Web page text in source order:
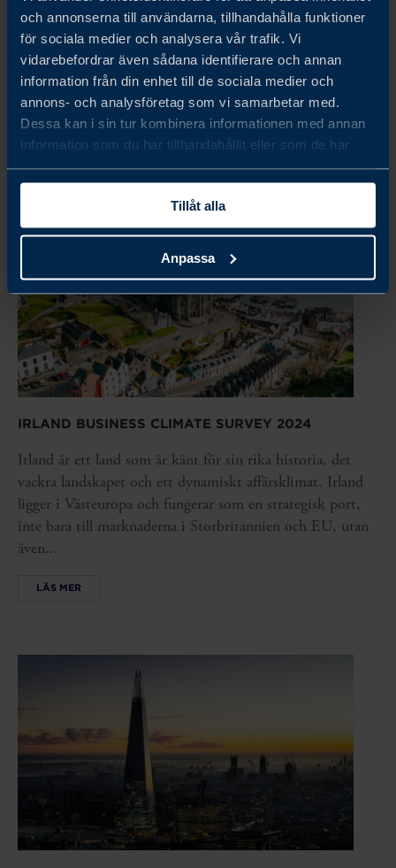
och annonserna till användarna, tillhandahålla funktioner
för sociala medier och analysera vår trafik. Vi
vidarebefordrar även sådana identifierare och annan
information från din enhet till de sociala medier och
annons- och analysföretag som vi samarbetar med.
Dessa kan i sin tur kombinera informationen med annan
information som du har tillhandahållit eller som de har
samlat in när du har använt deras tjänster.
Tillåt alla
Anpassa
Vår undersökning visar att en majoritet av svenska företag
i Storbritannien är lönsamma och ser positivt på
affärsklimatet. Den brittiska ekonomin uppvisar tecken
på återhämtning efter en period av instabilitet, vilket
skapar möjligheter...
IRLAND BUSINESS CLIMATE SURVEY 2024
Irland är ett land som är känt för sin rika historia, det
vackra landskapet och ett dynamiskt affärsklimat. Irland
ligger i Västeuropa och fungerar som en strategisk port,
inte bara till marknaderna i Storbritannien och EU, utan
även...
LÄS MER